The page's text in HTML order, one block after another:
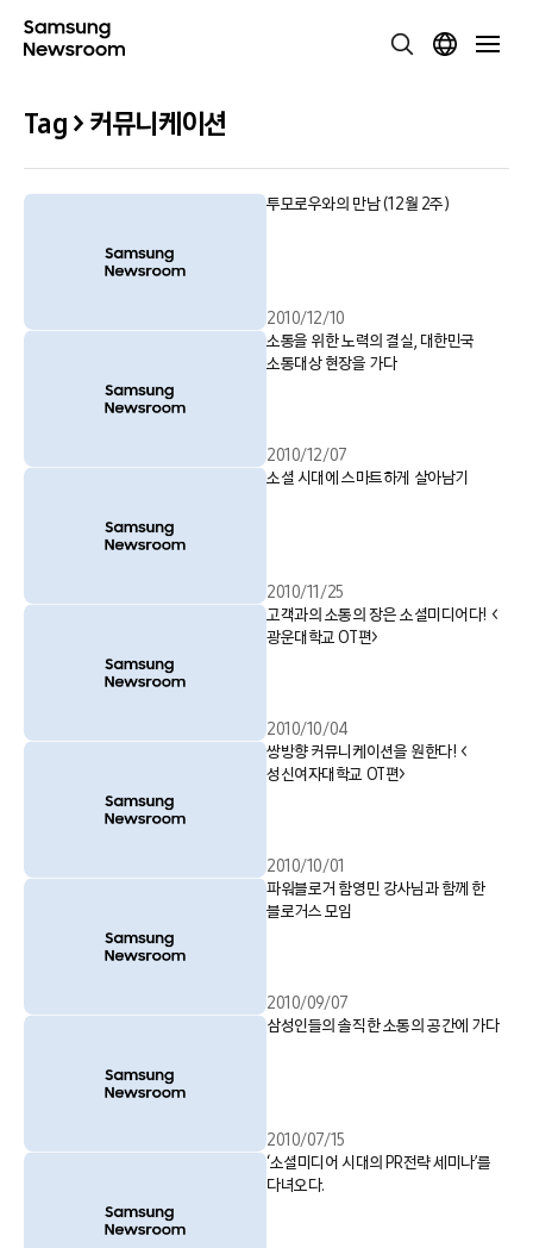
Tag > 커뮤니케이션
투모로우와의 만남 (12월 2주)
2010/12/10
소통을 위한 노력의 결실, 대한민국
소통대상 현장을 가다
2010/12/07
소셜 시대에 스마트하게 살아남기
2010/11/25
고객과의 소통의 장은 소셜미디어다! <
광운대학교 OT편>
2010/10/04
쌍방향 커뮤니케이션을 원한다! <
성신여자대학교 OT편>
2010/10/01
파워블로거 함영민 강사님과 함께 한
블로거스 모임
2010/09/07
삼성인들의 솔직한 소통의 공간에 가다
2010/07/15
‘소셜미디어 시대의 PR전략 세미나’를
다녀오다.